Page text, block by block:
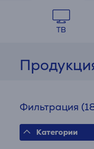
ТВ
Фильтрация
Категории